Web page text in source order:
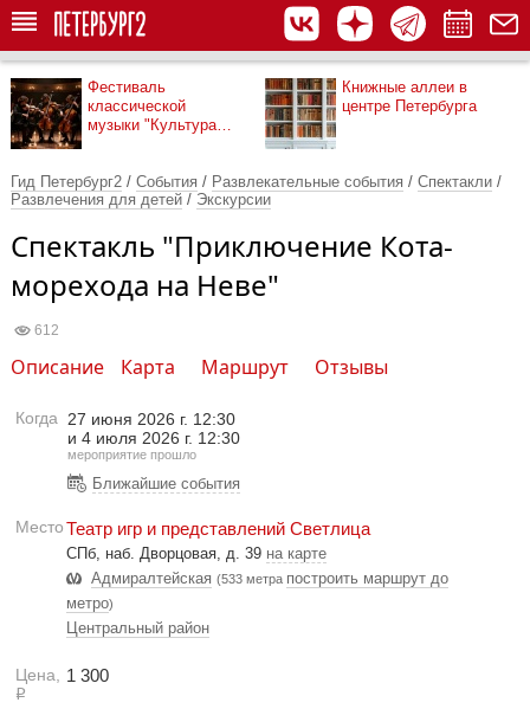
Фестиваль
классической
музыки "Культура
Книжные аллеи в
центре Петербурга
Гид Петербург2 / События / Развлекательные события / Спектакли /
Развлечения для детей / Экскурсии
Спектакль "Приключение Кота-
морехода на Неве"
612
Описание Карта Маршрут Отзывы
Когда
27 июня 2026 г. 12:30
и 4 июля 2026 г. 12:30
мероприятие прошло
Ближайшие события
МестоТеатр игр и представлений Светлица
СПб, наб. Дворцовая, д. 39 на карте
Адмиралтейская (533 метра построить маршрут до
метро)
Центральный район
Цена,
Р
1 300